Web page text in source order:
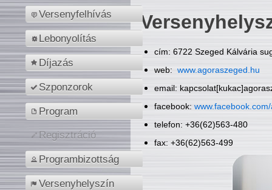
Versenyfelhívás
Lebonyolítás
Díjazás
Szponzorok
Program
Regisztráció
Programbizottság
Versenyhelyszín
cím: 6722 Szeged Kálvária
web: www.agoraszeged.hu
email:
facebook:
telefon: +36(62)563-480
fax: +36(62)563-499